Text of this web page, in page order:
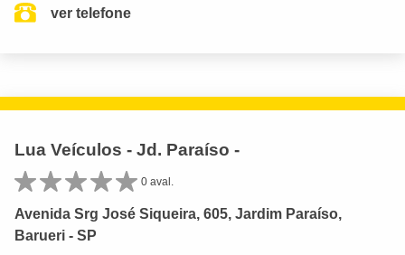
ver telefone
Lua Veículos - Jd. Paraíso -
0 aval.
Avenida Srg José Siqueira, 605, Jardim Paraíso,
Barueri - SP